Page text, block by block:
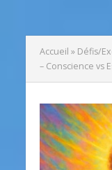
Accueil » Défis/
– Conscience vs